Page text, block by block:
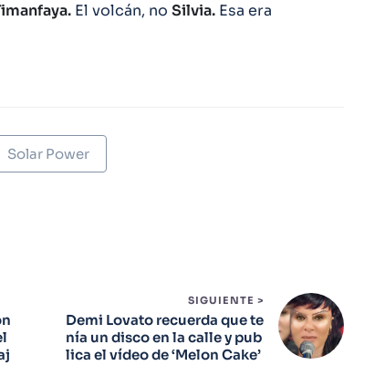
El volcán, no Silvia. Esa era
Solar Power
SIGUIENTE >
Demi Lovato recuerda que te
nía un disco en la calle y pub
lica el vídeo de ‘Melon Cake’